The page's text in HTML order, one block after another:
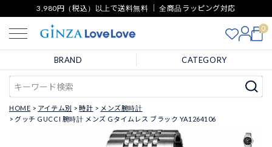
3,980円（税込）以上で送料無料 ｜ 全商品ラッピング対応
0
BRAND CATEGORY
HOME アイテム別 時計
メンズ腕時計
グッチ GUCCI 腕時計 メンズ Gタイムレス ブラック YA1264106